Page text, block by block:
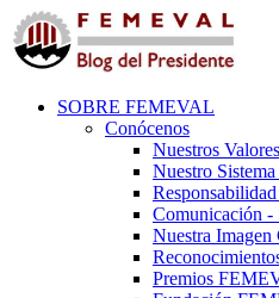
SOBRE FEMEVAL
Conócenos
Nuestros Valores
Nuestro
Comunicación -
Nuestra Imagen
Premios